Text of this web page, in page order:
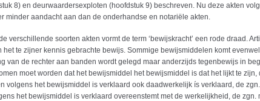
8) en deurwaardersexploten (hoofdstuk 9) beschreven. Nu deze akten
minder aandacht aan dan de onderhandse en notariële akten.
verschillende soorten akten vormt de term ‘bewijskracht’ een rode draad.
het te zijner kennis gebrachte bewijs. Sommige bewijsmiddelen komt
van de rechter aan banden wordt gelegd maar anderzijds tegenbewijs in
moet worden dat het bewijsmiddel het bewijsmiddel is dat het lijkt te
volgens het bewijsmiddel is verklaard ook daadwerkelijk ís verklaard, de
het bewijsmiddel is verklaard overeenstemt met de werkelijkheid, de zgn.